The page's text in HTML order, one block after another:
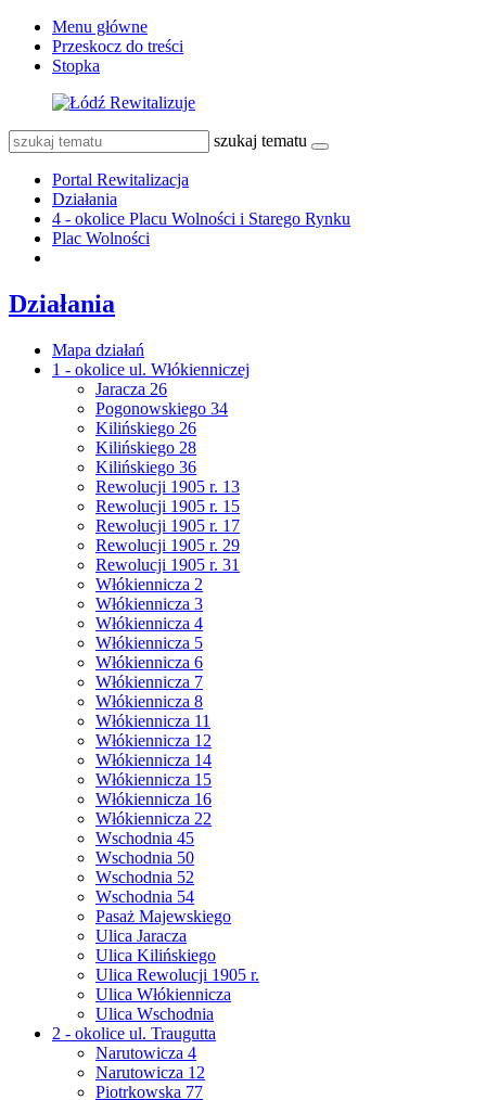
Menu główne
Przeskocz do treści
Stopka
szukaj tematu
Portal Rewitalizacja
Działania
4 - okolice Placu Wolności i Starego Rynku
Plac Wolności
Działania
Mapa działań
1 - okolice ul. Włókienniczej
Jaracza 26
Pogonowskiego 34
Kilińskiego 26
Kilińskiego 28
Kilińskiego 36
Rewolucji 1905 r. 13
Rewolucji 1905 r. 15
Rewolucji 1905 r. 17
Rewolucji 1905 r. 29
Rewolucji 1905 r. 31
Włókiennicza 2
Włókiennicza 3
Włókiennicza 4
Włókiennicza 5
Włókiennicza 6
Włókiennicza 7
Włókiennicza 8
Włókiennicza 11
Włókiennicza 12
Włókiennicza 14
Włókiennicza 15
Włókiennicza 16
Włókiennicza 22
Wschodnia 45
Wschodnia 50
Wschodnia 52
Wschodnia 54
Pasaż Majewskiego
Ulica Jaracza
Ulica Kilińskiego
Ulica Rewolucji 1905 r.
Ulica Włókiennicza
Ulica Wschodnia
2 - okolice ul. Traugutta
Narutowicza 4
Narutowicza 12
Piotrkowska 77